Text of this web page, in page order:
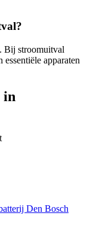
Bij stroomuitval
apparaten
in
Den Bosch